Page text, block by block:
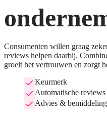
Consumenten willen graag
reviews helpen daarbij.
groeit het vertrouwen en zorgt
Keurmerk
Automatische reviews
Advies & bemiddeling